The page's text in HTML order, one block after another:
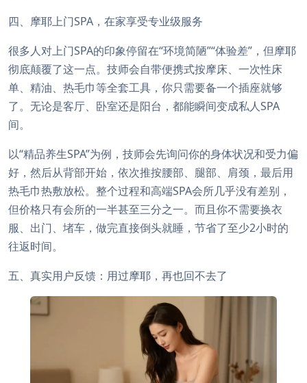
四、摩耶上门SPA，在家享受专业级服务
很多人对上门SPA的印象停留在“环境简陋”“体验差”，但摩耶
彻底颠覆了这一点。技师会自带便携式按摩床、一次性床
单、精油、热毛巾等全套工具，你只需要备一个插座就够
了。无论是客厅、卧室还是阳台，都能瞬间变成私人SPA
间。
以“精品养生SPA”为例，技师会先询问你的身体状况和受力偏
好，然后从背部开始，依次推按腰部、腿部、肩颈，最后用
热毛巾热敷放松。整个过程和高端SPA会所几乎没有差别，
但价格只有会所的一半甚至三分之一。而且你不需要换衣
服、出门、堵车，做完直接倒头就睡，节省了至少2小时的
往返时间。
五、真实用户反馈：用过摩耶，再也回不去了